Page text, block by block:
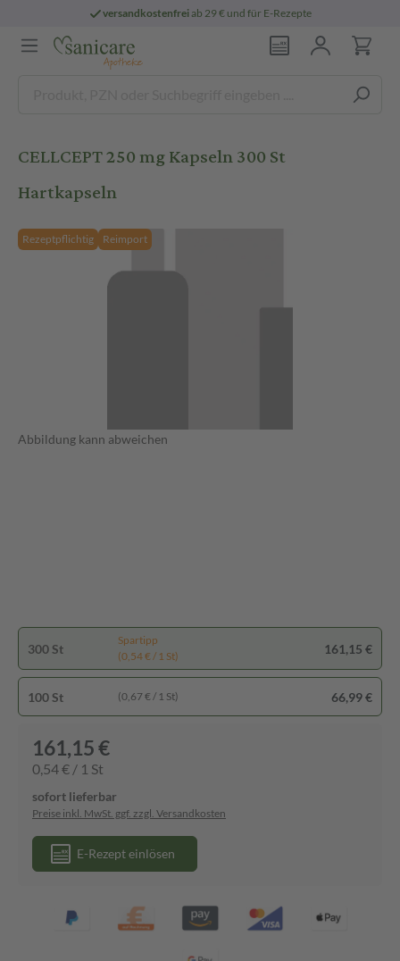
versandkostenfreiab 29 € und für E-Rezepte
CELLCEPT 250 mg Kapseln 300 St
Hartkapseln
Rezeptpflichtig Reimport
Abbildung kann abweichen
300 St
Spartipp
(0,54 € / 1 St)
161,15 €
100 St (0,67 € / 1 St) 66,99 €
161,15 €
0,54 € / 1 St
sofort lieferbar
Preise inkl. MwSt. ggf. zzgl. Versandkosten
E-Rezept einlösen